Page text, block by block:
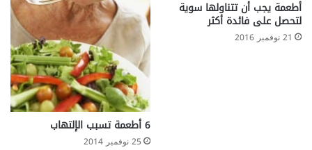
ا
ء
ا
أطعمة يجب أن تتناولها سوية
لتحصل على فائدة أكثر
21 نوفمبر 2016
6 أطعمة تسبب الإلتهاب
25 نوفمبر 2014